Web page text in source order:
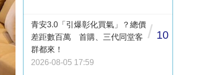
青安3.0「引爆彰化買氣」？總價
差距數百萬 首購、三代同堂客
群都來！
2026-08-05 17:59
/ 10